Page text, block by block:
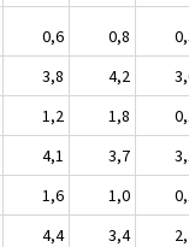
0,6 0,8
3,8 4,2
1,2 1,8
4,1 3,7
1,6 1,0
4,4 3,4